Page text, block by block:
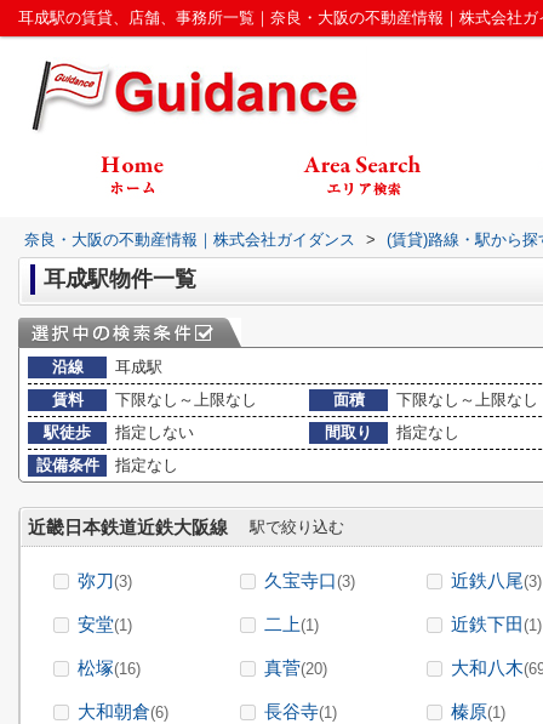
耳成駅の賃貸、店舗、事務所一覧｜奈良・大阪の不動産情報｜株式会社ガ
奈良・大阪の不動産情報｜株式会社ガイダンス > (賃貸)路線・駅から探
耳成駅物件一覧
沿線
耳成駅
賃料
下限なし～上限なし 面積
下限なし～上限なし
駅徒歩
指定しない 間取り
指定なし
設備条件
指定なし
近畿日本鉄道近鉄大阪線 駅で絞り込む
弥刀(3) 久宝寺口(3) 近鉄八尾(3)
安堂(1) 二上(1) 近鉄下田(1)
松塚(16) 真菅(20) 大和八木
大和朝倉(6) 長谷寺(1) 榛原(1)